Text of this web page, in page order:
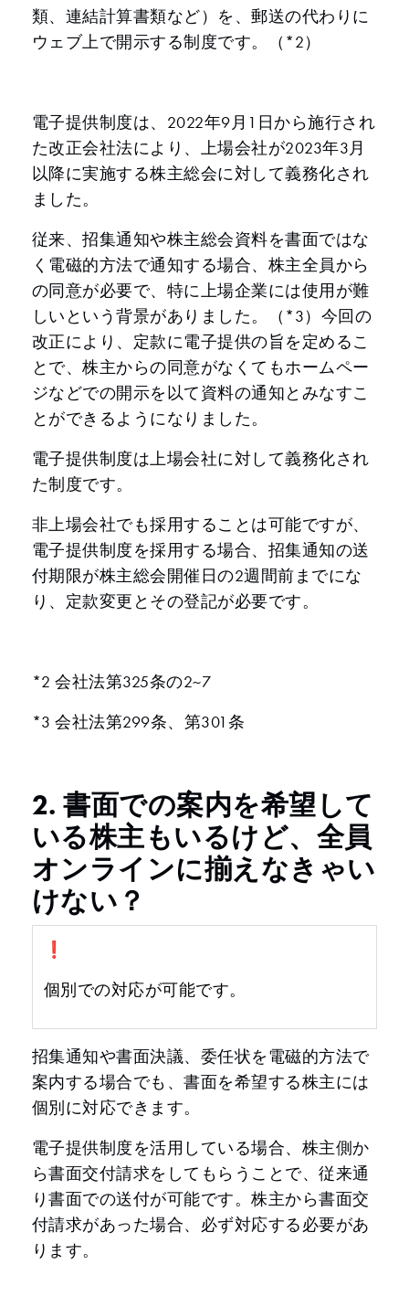
類、連結計算書類など）を、郵送の代わりに
ウェブ上で開示する制度です。（*2）
電子提供制度は、2022年9月1日から施行され
た改正会社法により、上場会社が2023年3月
以降に実施する株主総会に対して義務化され
ました。
従来、招集通知や株主総会資料を書面ではな
く電磁的方法で通知する場合、株主全員から
の同意が必要で、特に上場企業には使用が難
しいという背景がありました。（*3）今回の
改正により、定款に電子提供の旨を定めるこ
とで、株主からの同意がなくてもホームペー
ジなどでの開示を以て資料の通知とみなすこ
とができるようになりました。
電子提供制度は上場会社に対して義務化され
た制度です。
非上場会社でも採用することは可能ですが、
電子提供制度を採用する場合、招集通知の送
付期限が株主総会開催日の2週間前までにな
り、定款変更とその登記が必要です。
*2 会社法第325条の2~7
*3 会社法第299条、第301条
2. 書面での案内を希望して
いる株主もいるけど、全員
オンラインに揃えなきゃい
けない？
❗️
個別での対応が可能です。
招集通知や書面決議、委任状を電磁的方法で
案内する場合でも、書面を希望する株主には
個別に対応できます。
電子提供制度を活用している場合、株主側か
ら書面交付請求をしてもらうことで、従来通
り書面での送付が可能です。株主から書面交
付請求があった場合、必ず対応する必要があ
ります。